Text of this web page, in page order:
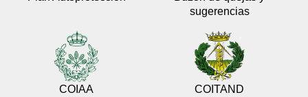
sugerencias
COIAA COITAND